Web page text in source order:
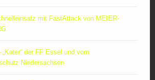
mit FastAttack von MEIER-
der FF Essel und vom
Niedersachsen